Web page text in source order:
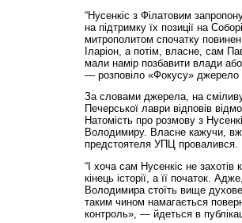
“Нусенкіс з Філатовим
на підтримку їх позиції на
митрополитом спочатку
Іларіон, а потім, власне, сам
мали намір позбавити влади
— розповіло «Фокусу» джерело в
За словами джерела, на
Печерської лаври відповів
Натомість про розмову з
Володимиру. Власне кажучи,
предстоятеля УПЦ провалився.
“І хоча сам Нусенкіс не
кінець історії, а її початок.
Володимира стоїть вище
таким чином намагається
контроль», — йдеться в